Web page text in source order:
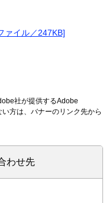
ァイル／247KB]
社が提供するAdobe
方は、バナーのリンク先から
わせ先